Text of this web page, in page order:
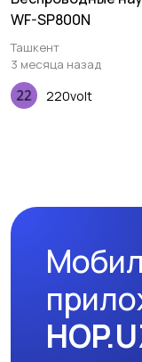
WF-SP800N
Ташкент
3 месяца назад
220volt